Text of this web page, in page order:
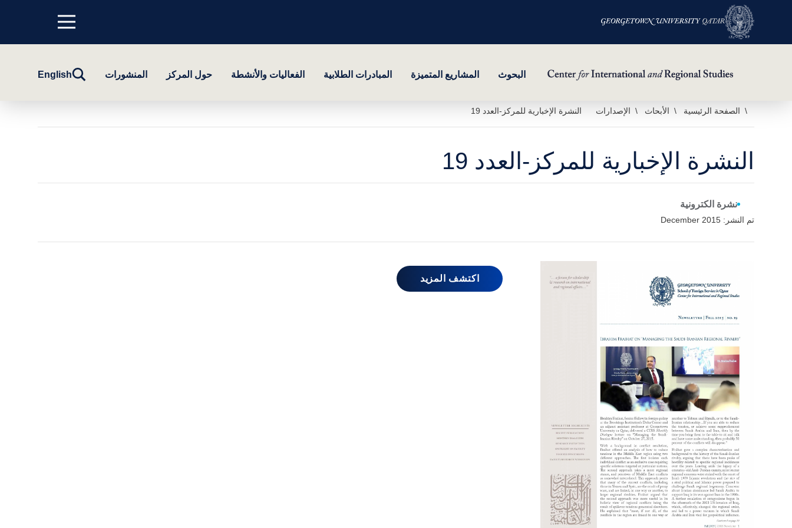
Menu
top
البحوث المشاريع المتميزة المبادرات الطلابية الفعاليات والأنشطة حول المركز المنشورات
تبديلEnglish
الصفحة الرئيسية الأبحاث الإصدارات النشرة الإخبارية للمركز-العدد 19
النشرة الإخبارية للمركز-العدد 19
نشرة الكترونية
تم النشر: December 2015
اكتشف المزيد